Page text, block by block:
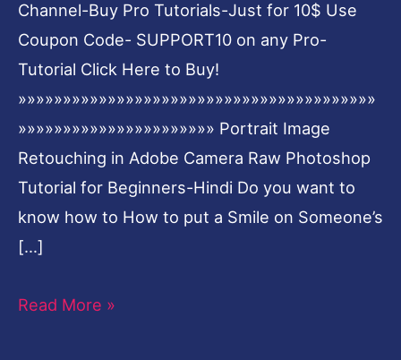
Channel-Buy Pro Tutorials-Just for 10$ Use
Coupon Code- SUPPORT10 on any Pro-
Tutorial Click Here to Buy!
»»»»»»»»»»»»»»»»»»»»»»»»»»»»»»»»»»»»»»»»
»»»»»»»»»»»»»»»»»»»»»» Portrait Image
Retouching in Adobe Camera Raw Photoshop
Tutorial for Beginners-Hindi Do you want to
know how to How to put a Smile on Someone’s
[…]
-
Hindi
Read More »